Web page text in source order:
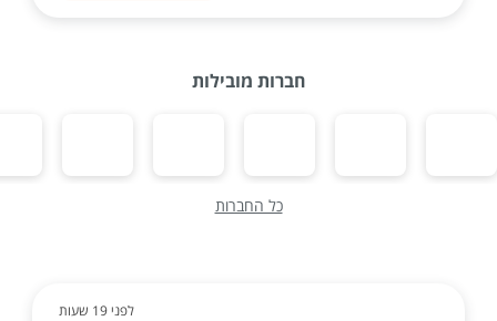
חברות מובילות
כל החברות
לפני 19 שעות